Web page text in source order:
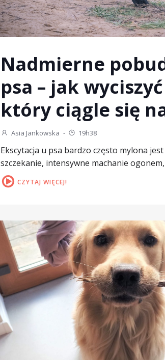
Nadmierne
psa – jak
który ciągle się
Asia Jankowska - 19h38
Ekscytacja u psa bardzo często mylona
szczekanie, intensywne machanie
CZYTAJ WIĘCEJ!